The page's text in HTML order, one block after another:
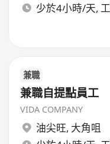
少於4小時/天,
兼職
兼職自提點員工
VIDA COMPANY
油尖旺, 大角咀